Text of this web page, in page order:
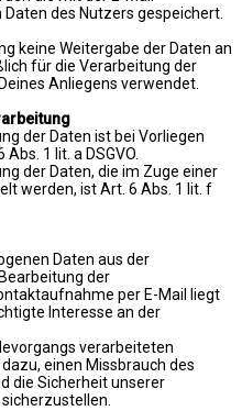
des Nutzers gespeichert.
keine Weitergabe der Daten an
für die Verarbeitung der
Anliegens verwendet.
der Daten ist bei Vorliegen
1 lit. a DSGVO.
der Daten, die im Zuge einer
werden, ist Art. 6 Abs. 1 lit. f
Daten aus der
der
per E-Mail liegt
Interesse an der
verarbeiteten
einen Missbrauch des
die Sicherheit unserer